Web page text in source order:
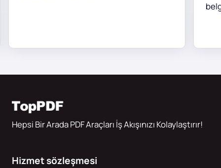
Hepsi Bir Arada PDF Araçları İş Akışınızı Kolaylaştırır!
Hizmet sözleşmesi